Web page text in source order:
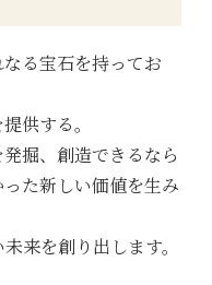
る宝石を持ってお
供する。
掘、創造できるなら
た新しい価値を生み
来を創り出します。